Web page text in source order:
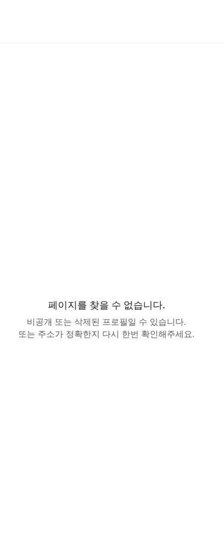
페이지를 찾을 수 없습니다.
비공개 또는 삭제된 프로필일 수 있습니다.
또는 주소가 정확한지 다시 한번 확인해주세요.